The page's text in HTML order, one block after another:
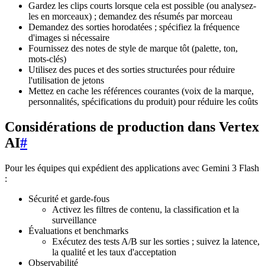
Gardez les clips courts lorsque cela est possible (ou analysez-
les en morceaux) ; demandez des résumés par morceau
Demandez des sorties horodatées ; spécifiez la fréquence
d'images si nécessaire
Fournissez des notes de style de marque tôt (palette, ton,
mots-clés)
Utilisez des puces et des sorties structurées pour réduire
l'utilisation de jetons
Mettez en cache les références courantes (voix de la marque,
personnalités, spécifications du produit) pour réduire les coûts
Considérations de production dans Vertex
AI#
Pour les équipes qui expédient des applications avec Gemini 3 Flash
:
Sécurité et garde-fous
Activez les filtres de contenu, la classification et la
surveillance
Évaluations et benchmarks
Exécutez des tests A/B sur les sorties ; suivez la latence,
la qualité et les taux d'acceptation
Observabilité